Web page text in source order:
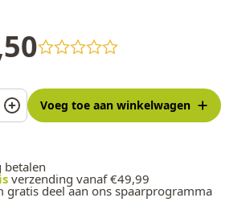
Voeg toeaan winkelwagen
betalen
verzending vanaf €49,99
gratis deel aan ons spaarprogramma